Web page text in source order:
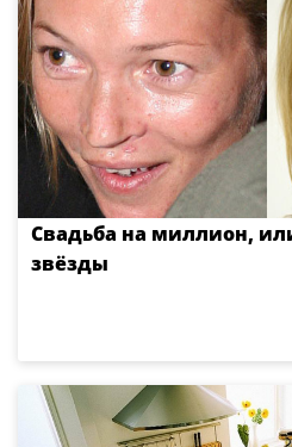
Свадьба на миллион,
звёзды